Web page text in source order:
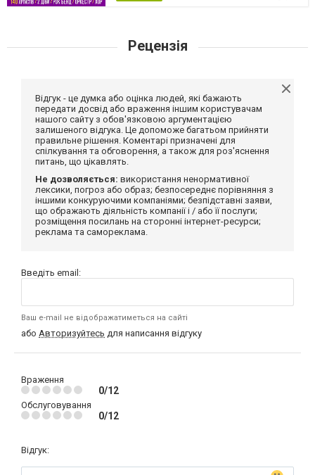
Рецензія
Відгук - це думка або оцінка людей, які бажають
передати досвід або враження іншим користувачам
нашого сайту з обов'язковою аргументацією
залишеного відгука. Це допоможе багатьом прийняти
правильне рішення. Коментарі призначені для
спілкування та обговорення, а також для роз'яснення
питань, що цікавлять.
Не дозволяється: використання ненормативної
лексики, погроз або образ; безпосереднє порівняння з
іншими конкуруючими компаніями; безпідставні заяви,
що ображають діяльність компанії і / або її послуги;
розміщення посилань на сторонні інтернет-ресурси;
реклама та самореклама.
Введіть email:
Ваш e-mail не відображатиметься на сайті
або Авторизуйтесь для написання відгуку
Враження
0/12
Обслуговування
0/12
Відгук: